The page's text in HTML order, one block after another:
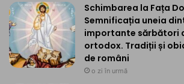
Schimbarea la Fața
Semnificația uneia
importante sărbători
ortodox. Tradiții și
de români
o zi în urmă